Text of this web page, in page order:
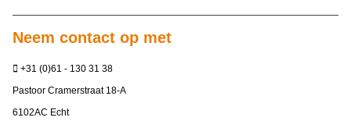
Neem contact op met
+31 (0)61 - 130 31 38
Pastoor Cramerstraat 18-A
6102AC Echt